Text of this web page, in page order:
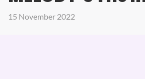
15 November 2022